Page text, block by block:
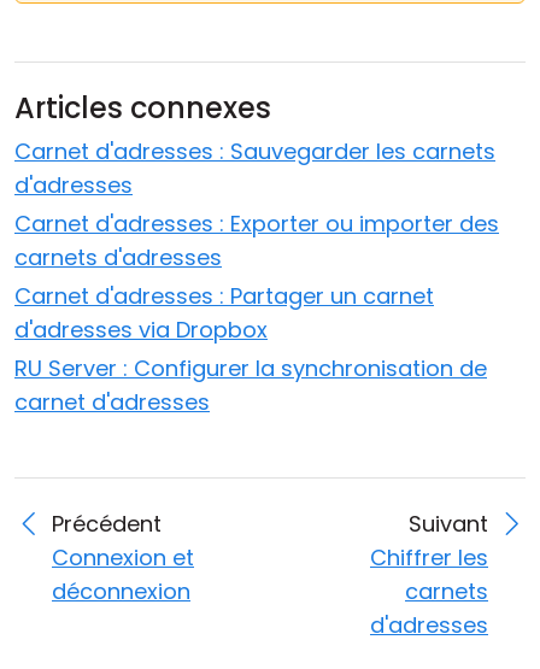
Articles connexes
Carnet d'adresses : Sauvegarder les carnets
d'adresses
Carnet d'adresses : Exporter ou importer des
carnets d'adresses
Carnet d'adresses : Partager un carnet
d'adresses via Dropbox
RU Server : Configurer la synchronisation de
carnet d'adresses
Précédent
Connexion et
déconnexion
Suivant
Chiffrer les
carnets
d'adresses